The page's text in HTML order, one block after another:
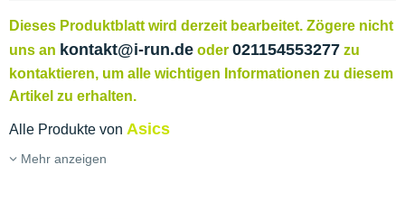
Dieses Produktblatt wird derzeit bearbeitet. Zögere nicht
uns an kontakt@i-run.de oder 021154553277 zu
kontaktieren, um alle wichtigen Informationen zu diesem
Artikel zu erhalten.
Alle Produkte von Asics
Mehr anzeigen